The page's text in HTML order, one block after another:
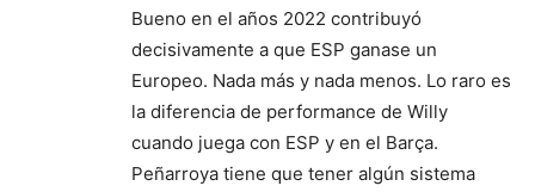
Bueno en el años 2022 contribuyó
decisivamente a que ESP ganase un
Europeo. Nada más y nada menos. Lo raro es
la diferencia de performance de Willy
cuando juega con ESP y en el Barça.
Peñarroya tiene que tener algún sistema